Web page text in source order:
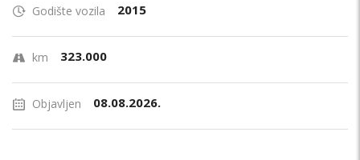
Godište vozila 2015
km 323.000
Objavljen 08.08.2026.